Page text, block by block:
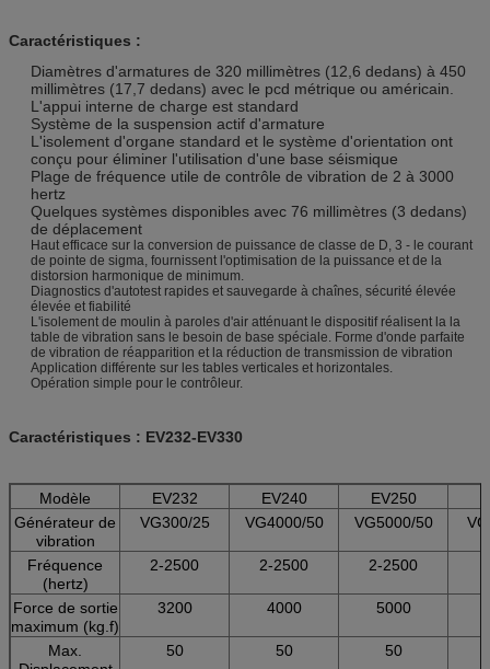
Caractéristiques :
Diamètres d'armatures de 320 millimètres (12,6 dedans) à 450
millimètres (17,7 dedans) avec le pcd métrique ou américain.
L'appui interne de charge est standard
Système de la suspension actif d'armature
L'isolement d'organe standard et le système d'orientation ont
conçu pour éliminer l'utilisation d'une base séismique
Plage de fréquence utile de contrôle de vibration de 2 à 3000
hertz
Quelques systèmes disponibles avec 76 millimètres (3 dedans)
de déplacement
Haut efficace sur la conversion de puissance de classe de D, 3 - le courant
de pointe de sigma, fournissent l'optimisation de la puissance et de la
distorsion harmonique de minimum.
Diagnostics d'autotest rapides et sauvegarde à chaînes, sécurité élevée
élevée et fiabilité
L'isolement de moulin à paroles d'air atténuant le dispositif réalisent la la
table de vibration sans le besoin de base spéciale. Forme d'onde parfaite
de vibration de réapparition et la réduction de transmission de vibration
Application différente sur les tables verticales et horizontales.
Opération simple pour le contrôleur.
Caractéristiques : EV232-EV330
Modèle EV232 EV240 EV250
Générateur de
vibration
VG300/25 VG4000/50 VG5000/50
Fréquence
(hertz)
2-2500 2-2500 2-2500
Force de sortie
maximum (kg.f)
3200 4000 5000
Max.
50 50 50